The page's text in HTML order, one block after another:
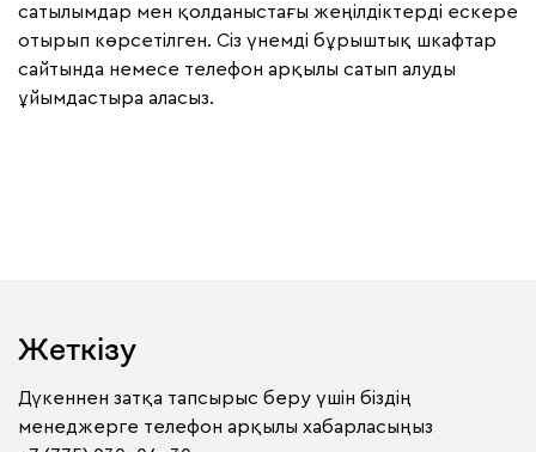
сатылымдар мен қолданыстағы жеңілдіктерді ескере
отырып көрсетілген. Сіз үнемді бұрыштық шкафтар
сайтында немесе телефон арқылы сатып алуды
ұйымдастыра аласыз.
Жеткізу
Дүкеннен затқа тапсырыс беру үшін біздің
менеджерге телефон арқылы хабарласыңыз